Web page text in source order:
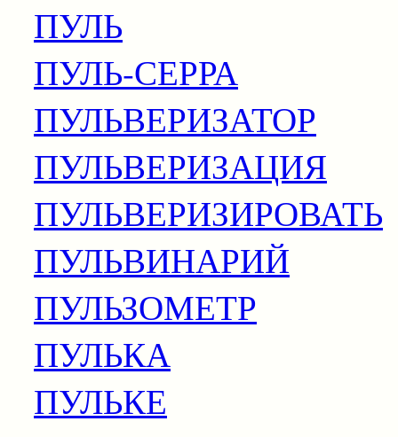
ПУЛЬ
ПУЛЬ-СЕРРА
ПУЛЬВЕРИЗАТОР
ПУЛЬВЕРИЗАЦИЯ
ПУЛЬВЕРИЗИРОВАТЬ
ПУЛЬВИНАРИЙ
ПУЛЬЗОМЕТР
ПУЛЬКА
ПУЛЬКЕ